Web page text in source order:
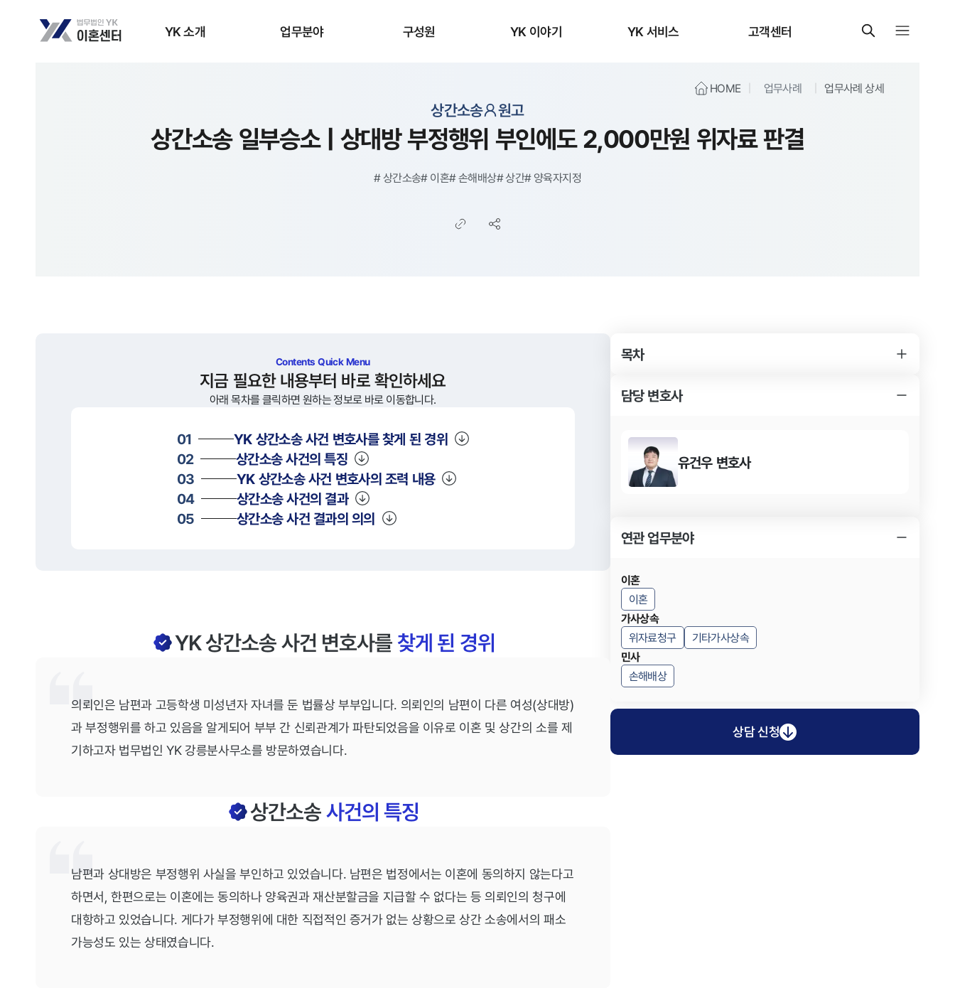
YK 소개 업무분야 구성원 YK 이야기 YK 서비스 고객센터
HOME 업무사례 업무사례 상세
상간소송 원고
상간소송 일부승소 | 상대방 부정행위 부인에도 2,000만원 위자료 판결
#상간소송#이혼#손해배상#상간#양육자지정
Contents Quick Menu
지금 필요한 내용부터 바로 확인하세요
아래 목차를 클릭하면 원하는 정보로 바로 이동합니다.
01 YK상간소송사건 변호사를 찾게 된 경위
02
상간소송사건의 특징
03
YK상간소송사건 변호사의 조력 내용
04
상간소송사건의 결과
05
상간소송사건 결과의 의의
YK 상간소송 사건 변호사를찾게 된 경위
의뢰인은 남편과 고등학생 미성년자 자녀를 둔 법률상 부부입니다. 의뢰인의 남편이 다른 여성(상대방)
과 부정행위를 하고 있음을 알게되어 부부 간 신뢰관계가 파탄되었음을 이유로 이혼 및 상간의 소를 제
기하고자 법무법인 YK 강릉분사무소를 방문하였습니다.
상간소송사건의 특징
남편과 상대방은 부정행위 사실을 부인하고 있었습니다. 남편은 법정에서는 이혼에 동의하지 않는다고
하면서, 한편으로는 이혼에는 동의하나 양육권과 재산분할금을 지급할 수 없다는 등 의뢰인의 청구에
대항하고 있었습니다. 게다가 부정행위에 대한 직접적인 증거가 없는 상황으로 상간 소송에서의 패소
가능성도 있는 상태였습니다.
목차YK 상간소송 사건 변호사를 찾게 된 경위
YK 상간소송 사건 변호사의 조력 내용
담당 변호사
유건우 변호사
연관 업무분야
이혼
이혼
가사상속
위자료청구
기타가사상속
민사
손해배상
상담 신청